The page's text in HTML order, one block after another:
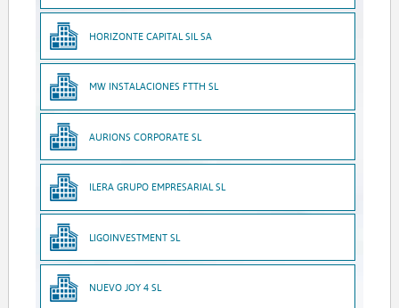
HORIZONTE CAPITAL SIL SA
MW INSTALACIONES FTTH SL
AURIONS CORPORATE SL
ILERA GRUPO EMPRESARIAL SL
LIGOINVESTMENT SL
NUEVO JOY 4 SL